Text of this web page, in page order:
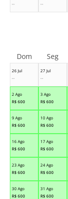
--
--
26 Jul
--
27 Jul
--
2 Ago
R$ 600
3 Ago
R$ 600
9 Ago
R$ 600
10 Ago
R$ 600
16 Ago
R$ 600
17 Ago
R$ 600
23 Ago
R$ 600
24 Ago
R$ 600
30 Ago
R$ 600
31 Ago
R$ 600
Dom Seg